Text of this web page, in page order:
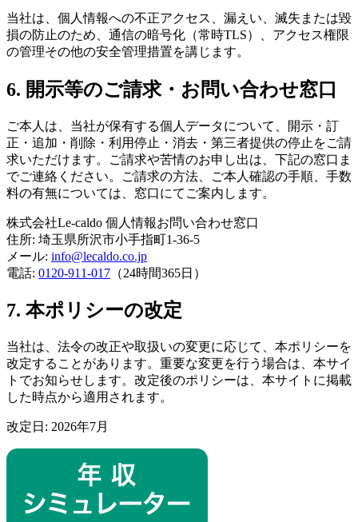
当社は、個人情報への不正アクセス、漏えい、滅失または毀
損の防止のため、通信の暗号化（常時TLS）、アクセス権限
の管理その他の安全管理措置を講じます。
6. 開示等のご請求・お問い合わせ窓口
ご本人は、当社が保有する個人データについて、開示・訂
正・追加・削除・利用停止・消去・第三者提供の停止をご請
求いただけます。ご請求や苦情のお申し出は、下記の窓口ま
でご連絡ください。ご請求の方法、ご本人確認の手順、手数
料の有無については、窓口にてご案内します。
株式会社Le-caldo 個人情報お問い合わせ窓口
住所: 埼玉県所沢市小手指町1-36-5
メール: info@lecaldo.co.jp
電話: 0120‑911‑017 （24時間365日）
7. 本ポリシーの改定
当社は、法令の改正や取扱いの変更に応じて、本ポリシーを
改定することがあります。重要な変更を行う場合は、本サイ
トでお知らせします。改定後のポリシーは、本サイトに掲載
した時点から適用されます。
改定日: 2026年7月